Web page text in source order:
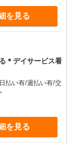
を見る
＊デイサービス看
払い有/週払い有/交
を見る